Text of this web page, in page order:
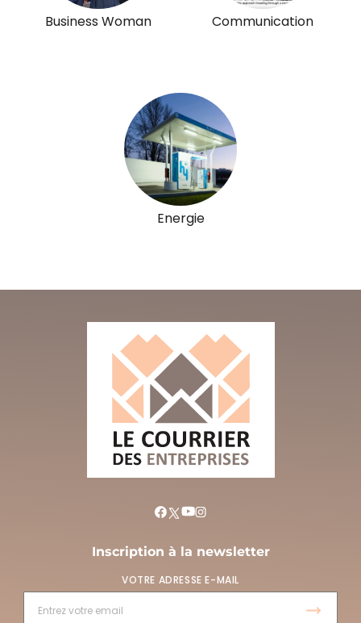
Business Woman Communication
Energie
Inscription à la newsletter
VOTRE ADRESSE E-MAIL